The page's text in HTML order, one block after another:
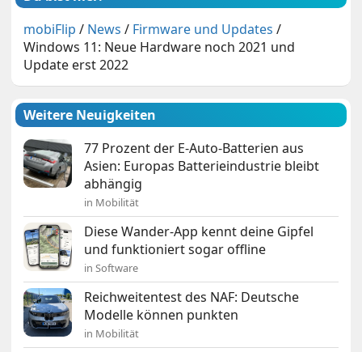
mobiFlip / News / Firmware und Updates /
Windows 11: Neue Hardware noch 2021 und
Update erst 2022
Weitere Neuigkeiten
77 Prozent der E-Auto-Batterien aus
Asien: Europas Batterieindustrie bleibt
abhängig
in Mobilität
Diese Wander-App kennt deine Gipfel
und funktioniert sogar offline
in Software
Reichweitentest des NAF: Deutsche
Modelle können punkten
in Mobilität